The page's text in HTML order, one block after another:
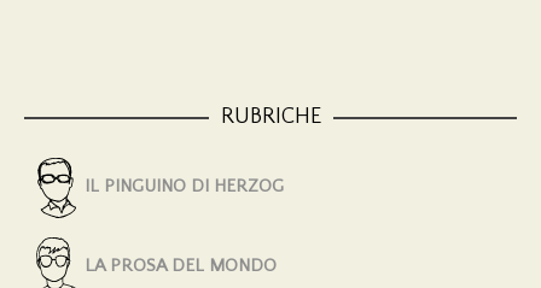
RUBRICHE
IL PINGUINO DI HERZOG
LA PROSA DEL MONDO